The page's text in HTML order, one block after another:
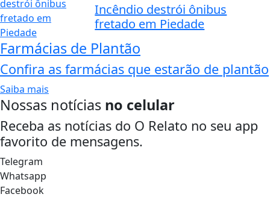
Incêndio destrói ônibus
fretado em Piedade
Farmácias de Plantão
Confira as farmácias que estarão de plantão
Saiba mais
Nossas notícias no celular
Receba as notícias do O Relato no seu app
favorito de mensagens.
Telegram
Whatsapp
Facebook